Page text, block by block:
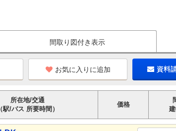
間取り図付き表示
お気に入りに追加 資料
所在地/交通
（駅/バス 所要時間）
価格